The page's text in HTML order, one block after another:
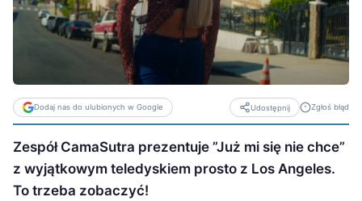
Dodaj nas do ulubionych w Google Udostępnij Zgłoś błąd
Zespół CamaSutra prezentuje ”Już mi się nie chce”
z wyjątkowym teledyskiem prosto z Los Angeles.
To trzeba zobaczyć!